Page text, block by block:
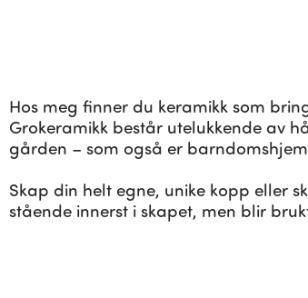
Hos meg finner du keramikk som
Grokeramikk består utelukkende av
gården – som også er
Skap din helt egne, unike kopp eller
stående innerst i skapet, men blir